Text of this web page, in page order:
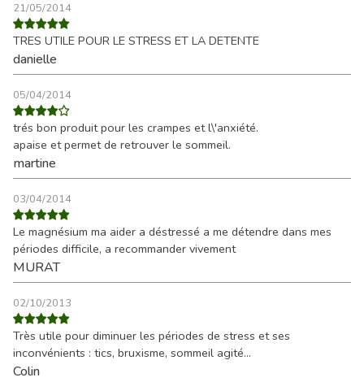
21/05/2014
TRES UTILE POUR LE STRESS ET LA DETENTE
danielle
05/04/2014
trés bon produit pour les crampes et l\'anxiété.
apaise et permet de retrouver le sommeil.
martine
03/04/2014
Le magnésium ma aider a déstressé a me détendre dans mes
périodes difficile, a recommander vivement
MURAT
02/10/2013
Très utile pour diminuer les périodes de stress et ses
inconvénients : tics, bruxisme, sommeil agité...
Colin